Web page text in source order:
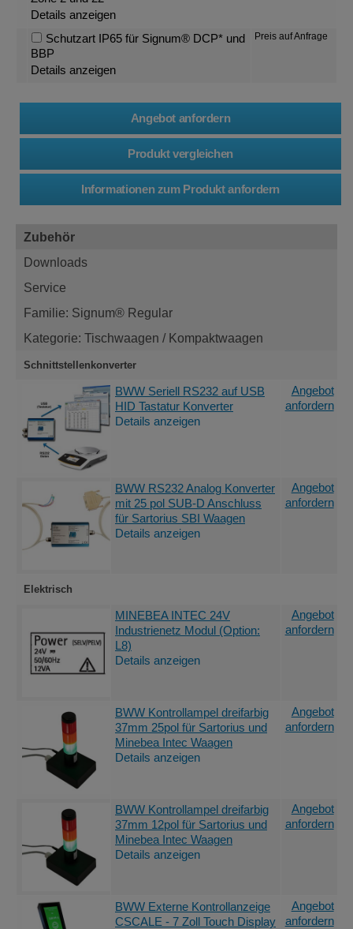
Details anzeigen
Schutzart IP65 für Signum® DCP* und
BBP
Details anzeigen
Preis auf Anfrage
Zubehör
Downloads
Service
Familie: Signum® Regular
Kategorie: Tischwaagen / Kompaktwaagen
Schnittstellenkonverter
BWW Seriell RS232 auf USB
HID Tastatur Konverter
Details anzeigen
Angebot
anfordern
BWW RS232 Analog Konverter
mit 25 pol SUB-D Anschluss
für Sartorius SBI Waagen
Details anzeigen
Angebot
anfordern
Elektrisch
MINEBEA INTEC 24V
Industrienetz Modul (Option:
L8)
Details anzeigen
Angebot
anfordern
BWW Kontrollampel dreifarbig
37mm 25pol für Sartorius und
Minebea Intec Waagen
Details anzeigen
Angebot
anfordern
BWW Kontrollampel dreifarbig
37mm 12pol für Sartorius und
Minebea Intec Waagen
Details anzeigen
Angebot
anfordern
BWW Externe Kontrollanzeige
CSCALE - 7 Zoll Touch Display
Angebot
anfordern